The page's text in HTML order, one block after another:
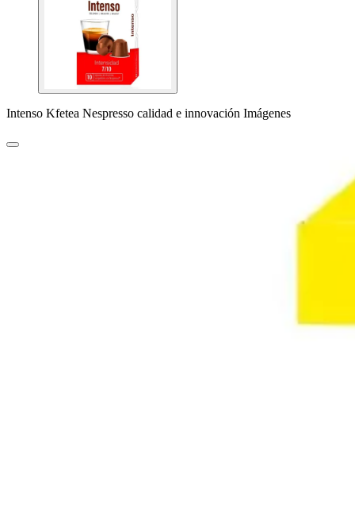
Intenso Kfetea Nespresso calidad e innovación Imágenes